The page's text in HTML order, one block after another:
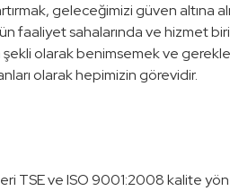
geleceğimizi güven altına
faaliyet sahalarında ve hizmet
olarak benimsemek ve
olarak hepimizin görevidir.
TSE ve ISO 9001:2008 kalite